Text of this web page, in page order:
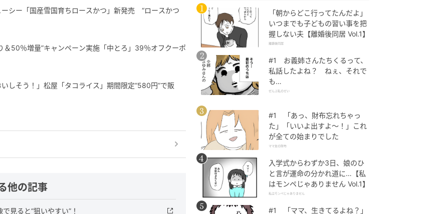
ーシー「国産雪国育ちロースかつ」新発売 “ロースかつ
＆50％増量”キャンペーン実施「中とろ」39％オフクーポ
しそう！」松屋「タコライス」期間限定“580円”で販
他の記事
見ると“狙いやすい”！
「朝からどこ行ってたんだよ」
いつまでも子どもの習い事を把
握しない夫【離婚後同居 Vol.1】
離婚後同居
#1 お義姉さんたちくるって、
私話したよね？ ねぇ、それで
も…
ぜんぶ私のせい
#1 「あっ、財布忘れちゃっ
た」「いいよ出すよ〜！」これ
が全ての始まりでした
ママ友の財布
入学式からわずか3日、娘のひ
と言が運命の分かれ道に…【私
はモンペじゃありません Vol.1】
私はモンペじゃありません
#1 「ママ、生きてるよね？」